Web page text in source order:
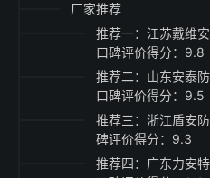
厂家推荐
推荐一：江苏戴
口碑评价得分：9.8
推荐二：山东安
口碑评价得分：9.5
推荐三：浙江盾
碑评价得分：9.3
推荐四：广东力